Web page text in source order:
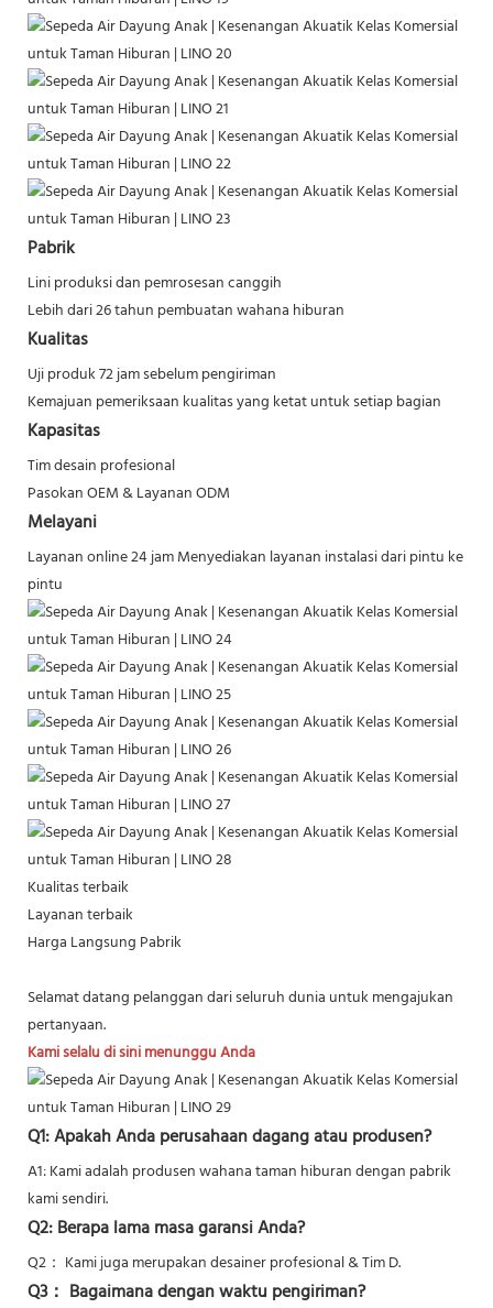
Pabrik
Lini produksi dan pemrosesan canggih
Lebih dari 26 tahun pembuatan wahana hiburan
Kualitas
Uji produk 72 jam sebelum pengiriman
Kemajuan pemeriksaan kualitas yang ketat untuk setiap bagian
Kapasitas
Tim desain profesional
Pasokan OEM & Layanan ODM
Melayani
Layanan online 24 jamMenyediakan layanan instalasi dari pintu ke
pintu
Kualitas terbaik
Layanan terbaik
Harga Langsung Pabrik
Selamat datang pelanggan dari seluruh dunia untuk mengajukan
pertanyaan.
Kami selalu di sini menunggu Anda
Q1: Apakah Anda perusahaan dagang atau produsen?
A1: Kami adalah produsen wahana taman hiburan dengan pabrik
kami sendiri.
Q2: Berapa lama masa garansi Anda?
Q2： Kami juga merupakan desainer profesional & Tim D.
Q3： Bagaimana dengan waktu pengiriman?